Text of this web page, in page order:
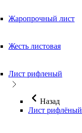
Жаропрочный лист
Жесть листовая
Лист рифленый
Назад
Лист рифлёный